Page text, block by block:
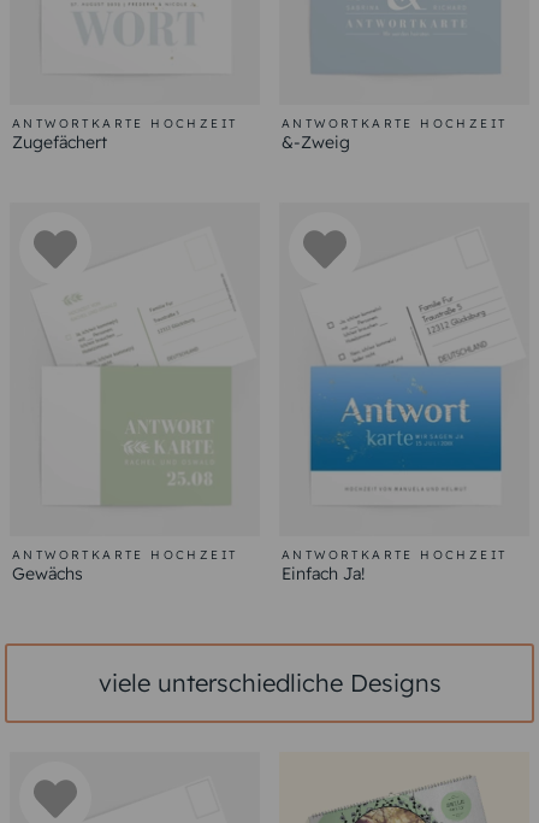
ANTWORTKARTE HOCHZEIT
Zugefächert
ANTWORTKARTE HOCHZEIT
&-Zweig
ANTWORTKARTE HOCHZEIT
Gewächs
ANTWORTKARTE HOCHZEIT
Einfach Ja!
viele unterschiedliche Designs